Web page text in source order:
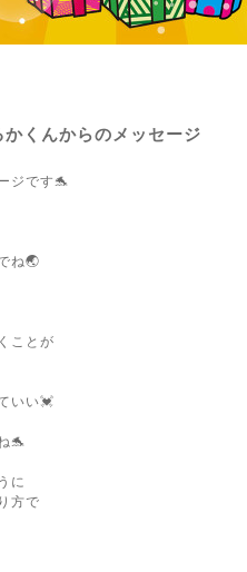
くんからのメッセージ
ジです🐬
ね🌏
ことが
いい💓
🐬
に
方で